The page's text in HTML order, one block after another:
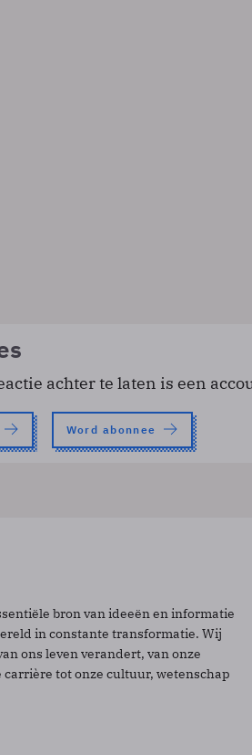
achter te laten is een
Word abonnee
bron van ideeën en informatie
in constante transformatie. Wij
ons leven verandert, van onze
tot onze cultuur, wetenschap